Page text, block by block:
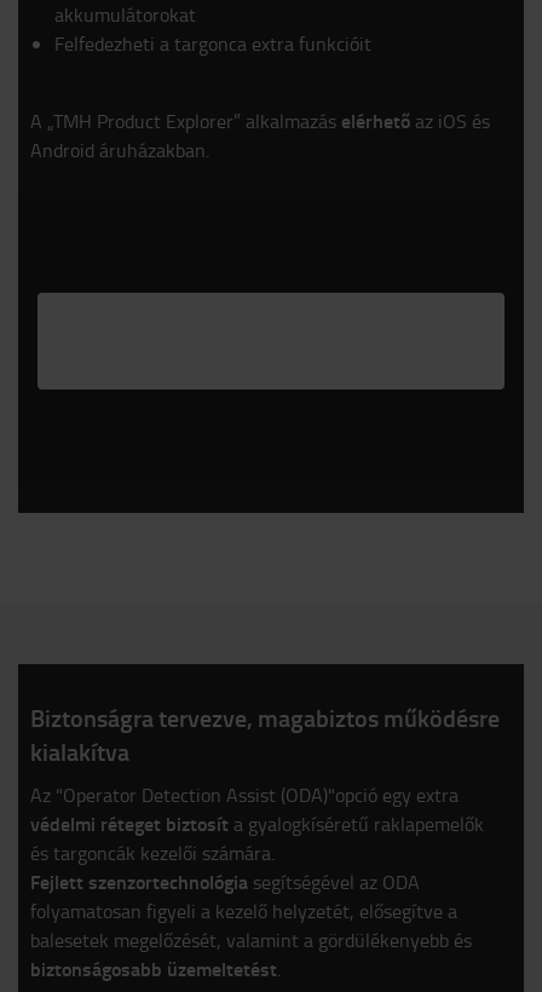
akkumulátorokat
Felfedezheti a targonca extra funkcióit
A „TMH Product Explorer” alkalmazás elérhető az iOS és
Android áruházakban.
Biztonságra tervezve, magabiztos működésre
kialakítva
Az "Operator Detection Assist (ODA)"opció egy extra
védelmi réteget biztosít a gyalogkíséretű raklapemelők
és targoncák kezelői számára.
Fejlett szenzortechnológia segítségével az ODA
folyamatosan figyeli a kezelő helyzetét, elősegítve a
balesetek megelőzését, valamint a gördülékenyebb és
biztonságosabb üzemeltetést.